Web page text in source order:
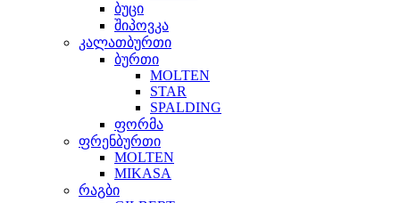
ბუცი
შიპოვკა
კალათბურთი
ბურთი
MOLTEN
STAR
SPALDING
ფორმა
ფრენბურთი
MOLTEN
MIKASA
რაგბი